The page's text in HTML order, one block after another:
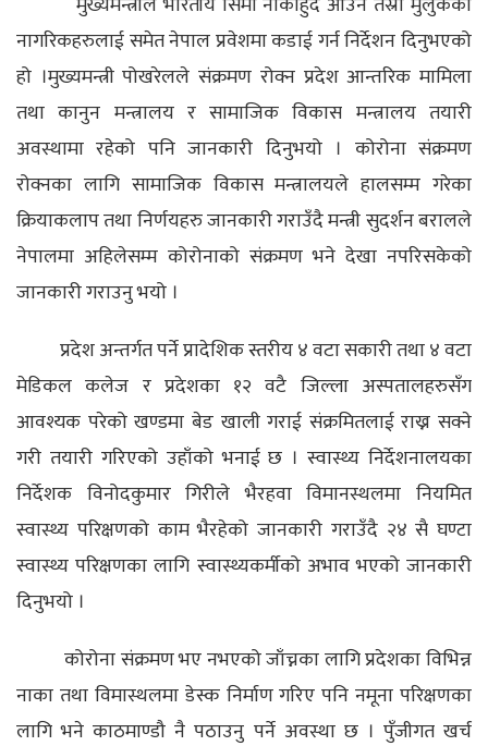
नागरिकहरुलाई समेत नेपाल प्रवेशमा कडाई गर्न निर्देशन दिनुभएको
हो ।मुख्यमन्त्री पोखरेलले संक्रमण रोक्न प्रदेश आन्तरिक मामिला
तथा कानुन मन्त्रालय र सामाजिक विकास मन्त्रालय तयारी
अवस्थामा रहेको पनि जानकारी दिनुभयो । कोरोना संक्रमण
रोक्नका लागि सामाजिक विकास मन्त्रालयले हालसम्म गरेका
क्रियाकलाप तथा निर्णयहरु जानकारी गराउँदै मन्त्री सुदर्शन बरालले
नेपालमा अहिलेसम्म कोरोनाको संक्रमण भने देखा नपरिसकेको
जानकारी गराउनु भयो ।
प्रदेश अन्तर्गत पर्ने प्रादेशिक स्तरीय ४ वटा सकारी तथा ४ वटा
मेडिकल कलेज र प्रदेशका १२ वटै जिल्ला अस्पतालहरुसँग
आवश्यक परेको खण्डमा बेड खाली गराई संक्रमितलाई राख्न सक्ने
गरी तयारी गरिएको उहाँको भनाई छ ।स्वास्थ्य निर्देशनालयका
निर्देशक विनोदकुमार गिरीले भैरहवा विमानस्थलमा नियमित
स्वास्थ्य परिक्षणको काम भैरहेको जानकारी गराउँदै २४ सै घण्टा
स्वास्थ्य परिक्षणका लागि स्वास्थ्यकर्मीको अभाव भएको जानकारी
दिनुभयो ।
कोरोना संक्रमण भए नभएको जाँच्नका लागि प्रदेशका विभिन्न
नाका तथा विमास्थलमा डेस्क निर्माण गरिए पनि नमूना परिक्षणका
लागि भने काठमाण्डौ नै पठाउनु पर्ने अवस्था छ । पुँजीगत खर्च